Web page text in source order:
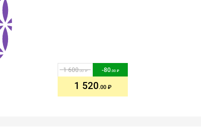
1 600.00 -80.00
1 520.00